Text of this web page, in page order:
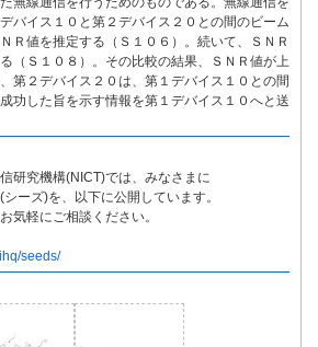
バイス１０と第２デバイス２０との間のビーム
Ｒ値を推定する（Ｓ１０６）。続いて、ＳＮＲ
（Ｓ１０８）。その比較の結果、ＳＮＲ値が上
第２デバイス２０は、第１デバイス１０との間
功した旨を示す情報を第１デバイス１０へと送
研究機構(NICT)では、みなさまに
ーズ)を、以下に公開しています。
気軽にご相談ください。
seeds/